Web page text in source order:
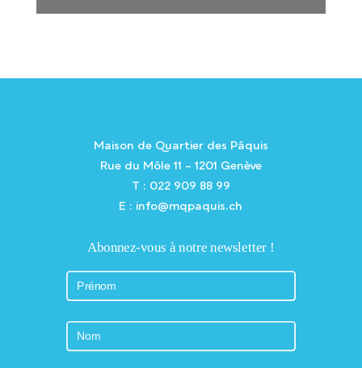
Maison de Quartier des Pâquis
Rue du Môle 11 – 1201 Genève
T : 022 909 88 99
E : info@mqpaquis.ch
Abonnez-vous à notre newsletter !